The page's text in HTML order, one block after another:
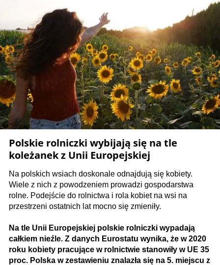
Polskie rolniczki wybijają się na tle
koleżanek z Unii Europejskiej
Na polskich wsiach doskonale odnajdują się kobiety.
Wiele z nich z powodzeniem prowadzi gospodarstwa
rolne. Podejście do rolnictwa i rola kobiet na wsi na
przestrzeni ostatnich lat mocno się zmieniły.
Na tle Unii Europejskiej polskie rolniczki wypadają
całkiem nieźle. Z danych Eurostatu wynika, że w 2020
roku kobiety pracujące w rolnictwie stanowiły w UE 35
proc. Polska w zestawieniu znalazła się na 5. miejscu z